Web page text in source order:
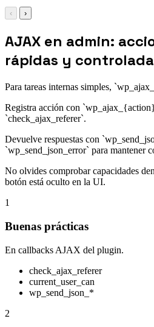
‹ ›
AJAX en admin:
rápidas y
Para tareas internas simples,
Registra acción con
`check_ajax_referer`.
Devuelve respuestas con
`wp_send_json_error` para mantener
No olvides comprobar capacidades
botón está oculto en la UI.
1
Buenas prácticas
En callbacks AJAX del plugin.
check_ajax_referer
current_user_can
wp_send_json_*
2